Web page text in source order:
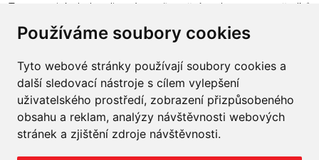
Používáme soubory cookies
Tyto webové stránky používají soubory cookies a
další sledovací nástroje s cílem vylepšení
uživatelského prostředí, zobrazení přizpůsobeného
obsahu a reklam, analýzy návštěvnosti webových
stránek a zjištění zdroje návštěvnosti.
Tento projekt byl realizován za finanční podpory z prostředků
obchodu v programu The Country for the Future
Napište nám